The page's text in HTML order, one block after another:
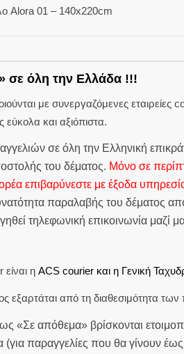
Alora 01 – 140x220cm
σε όλη την Ελλάδα !!!
με συνεργαζόμενες εταιρείες
και αξιόπιστα.
σε όλη την Ελληνική
του δέματος. Μόνο σε
επιβαρύνεστε με έξοδα
παραλαβής του δέματος
τηλεφωνική επικοινωνία μαζί
είναι η ACS courier και η Γενική
από τη διαθεσιμότητα των
«Σε απόθεμα» βρίσκονται
(για παραγγελίες που θα γίνουν